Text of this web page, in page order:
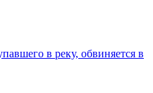
в реку, обвиняется в